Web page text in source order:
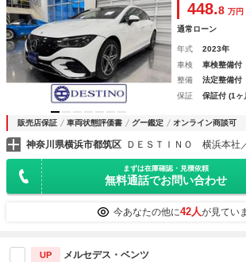
448.8 万円
通常ローン
年式 2023年
車検
車検整備付
整備
法定整備付
保証
保証付 (1ヶ
販売店保証 車両状態評価書 グー鑑定 オンライン商談可
神奈川県横浜市都筑区
まずは在庫確認・見積依頼
無料通話でお問い合わせ
今あなたの他に42人が見てい
UP メルセデス・ベンツ